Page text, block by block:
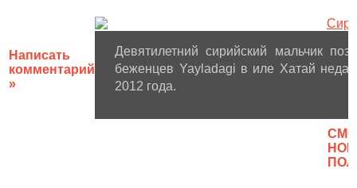
Написать
комментарий
»
Девятилетний сирийский мальчик
беженцев Yayladagi в иле Хатай
2012 года.